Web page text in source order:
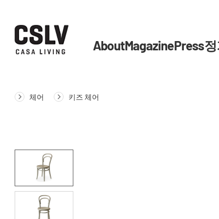
AboutMagazinePress
체어 키즈 체어